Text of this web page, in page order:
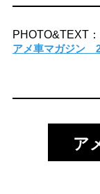
PHOTO&TEXT
アメ車マガジン
ア